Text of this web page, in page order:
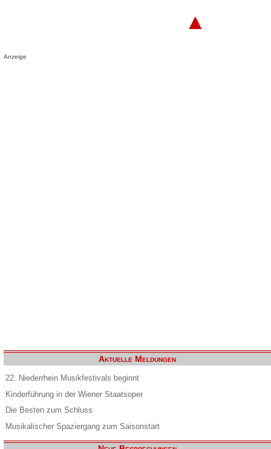
▲
Anzeige
Aktuelle Meldungen
22. Niederrhein Musikfestivals beginnt
Kinderführung in der Wiener Staatsoper
Die Besten zum Schluss
Musikalischer Spaziergang zum Saisonstart